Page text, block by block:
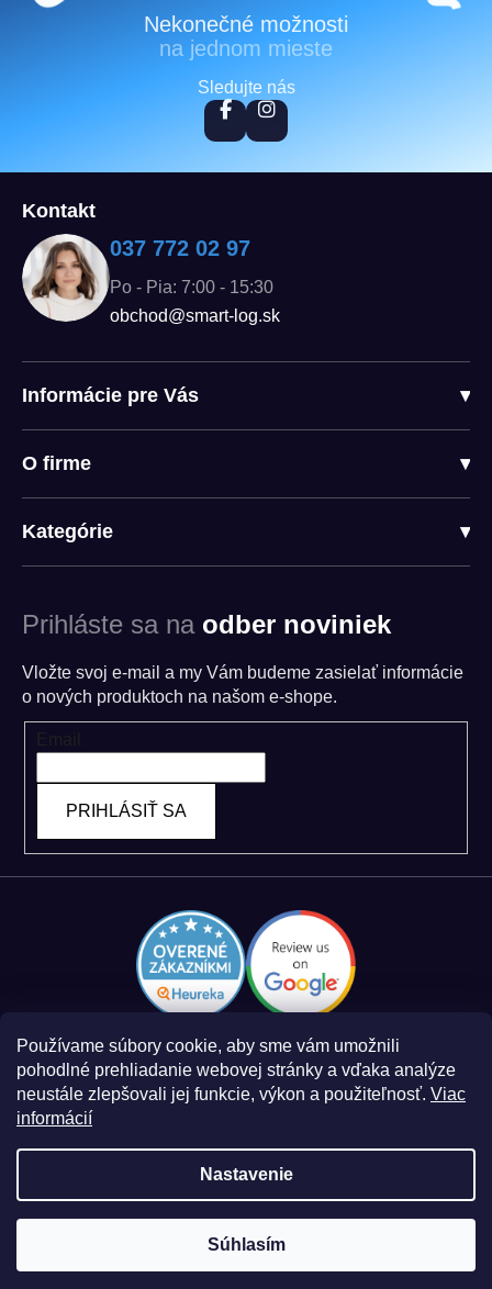
Používame súbory cookie, aby sme vám umožnili
pohodlné prehliadanie webovej stránky a vďaka analýze
neustále zlepšovali jej funkcie, výkon a použiteľnosť. Viac
informácií
Nastavenie
Súhlasím
Nekonečné možnosti
na jednom mieste
Sledujte nás
Kontakt
037 772 02 97
Po - Pia: 7:00 - 15:30
obchod@smart-log.sk
Informácie pre Vás ▾
O firme ▾
Kategórie ▾
Prihláste sa na odber noviniek
Vložte svoj e-mail a my Vám budeme zasielať informácie
o nových produktoch na našom e-shope.
PRIHLÁSIŤ SA
Zásady spracovania osobných údajov
Obchodné podmienky
Vytvoril Shoptet a
Copyright 2026Smart Log. Všetky práva vyhradené.